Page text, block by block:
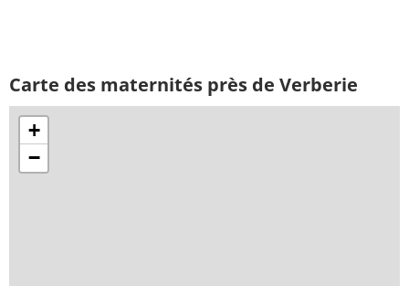
Carte des maternités près de Verberie
+
−